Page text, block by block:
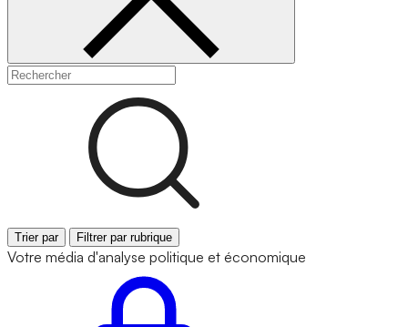
Trier par Filtrer par rubrique
Votre média d'analyse politique et économique